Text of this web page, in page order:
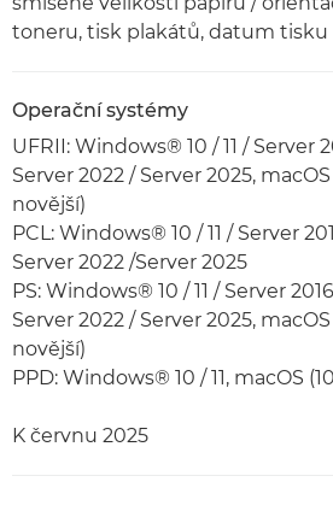
toneru, tisk plakátů, datum tisku
Operační systémy
UFRII: Windows® 10 / 11 / Server
Server 2022 / Server 2025,
novější)
PCL: Windows® 10 / 11 / Server
Server 2022 /Server 2025
PS: Windows® 10 / 11 / Server
Server 2022 / Server 2025,
novější)
PPD: Windows® 10 / 11, macOS
K červnu 2025